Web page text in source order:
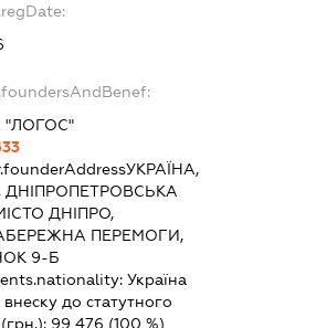
"ЛОГОС"
УКРАЇНА,
ДНІПРОПЕТРОВСЬКА
ДНІПРО,
ПЕРЕМОГИ,
9-Б
Україна
внеску до статутного
99 476 (100 %)